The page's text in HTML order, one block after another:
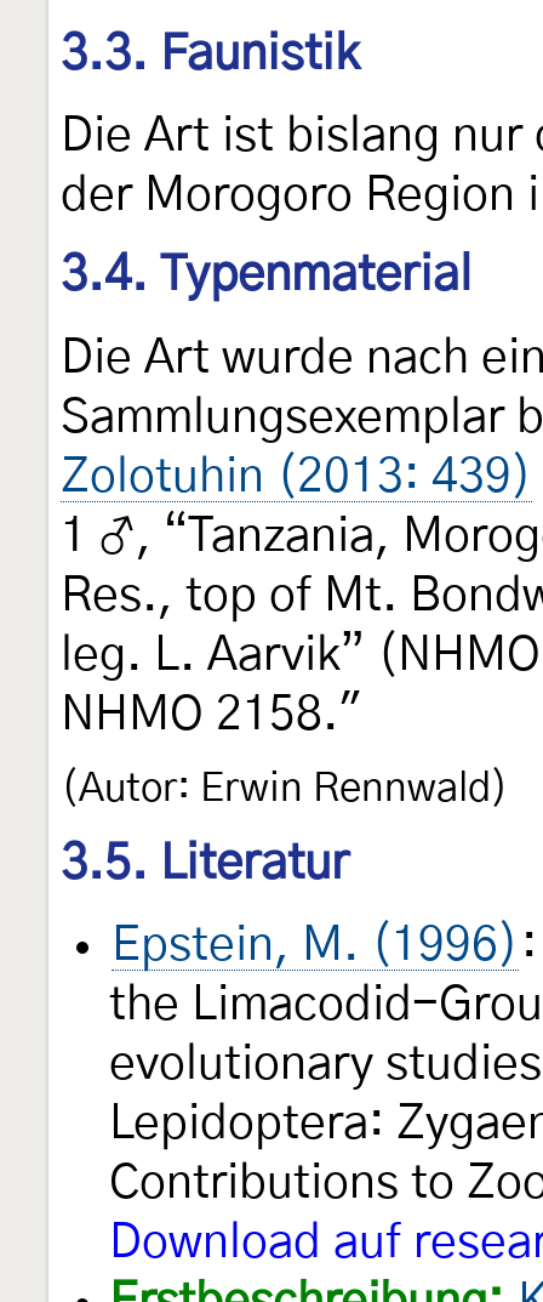
3.3. Faunistik
Die Art ist bislang
der Morogoro Region
3.4. Typenmaterial
Die Art wurde nach
Sammlungsexemplar
Zolotuhin (2013: 439)
1 ♂, “Tanzania,
Res., top of Mt.
leg. L. Aarvik”
NHMO 2158."
(Autor: Erwin Rennwald)
3.5. Literatur
Epstein, M. (1996)
the Limacodid-
evolutionary
Lepidoptera:
Contributions to
Download auf